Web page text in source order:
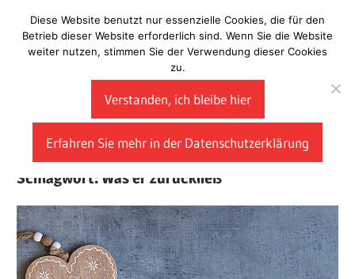
Inhalt
springen
Laberladen
Schlagwort: Was er zurückließ
Diese Website benutzt nur essenzielle Cookies, die für den
Betrieb dieser Website erforderlich sind. Wenn Sie die Website
weiter nutzen, stimmen Sie der Verwendung dieser Cookies
zu.
Verstanden, ich bleibe hier
Erfahren Sie mehr in der Datenschutzerklärung